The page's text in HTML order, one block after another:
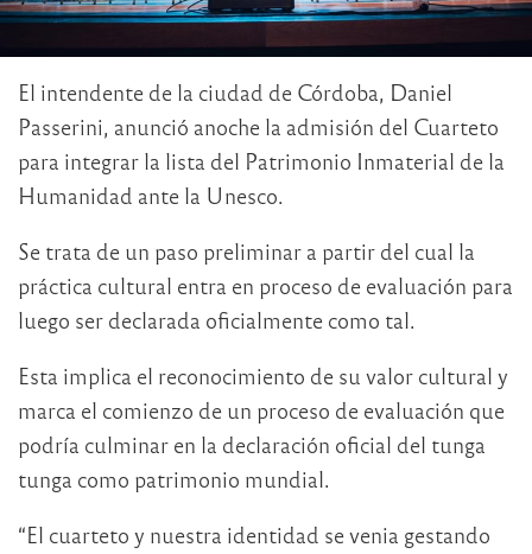
El intendente de la ciudad de Córdoba, Daniel
Passerini, anunció anoche la admisión del Cuarteto
para integrar la lista del Patrimonio Inmaterial de la
Humanidad ante la Unesco.
Se trata de un paso preliminar a partir del cual la
práctica cultural entra en proceso de evaluación para
luego ser declarada oficialmente como tal.
Esta implica el reconocimiento de su valor cultural y
marca el comienzo de un proceso de evaluación que
podría culminar en la declaración oficial del tunga
tunga como patrimonio mundial.
“El cuarteto y nuestra identidad se venia gestando